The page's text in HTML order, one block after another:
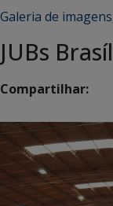
Galeria de imagens
JUBs
Compartilhar: